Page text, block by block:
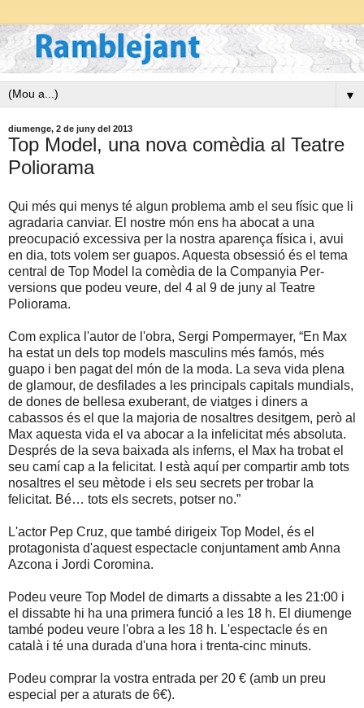
▼
diumenge, 2 de juny del 2013
Top Model, una nova comèdia al Teatre
Poliorama
Qui més qui menys té algun problema amb el seu físic que li
agradaria canviar. El nostre món ens ha abocat a una
preocupació excessiva per la nostra aparença física i, avui
en dia, tots volem ser guapos. Aquesta obsessió és el tema
central de Top Model la comèdia de la Companyia Per-
versions que podeu veure, del 4 al 9 de juny al Teatre
Poliorama.
Com explica l'autor de l'obra, Sergi Pompermayer, “En Max
ha estat un dels top models masculins més famós, més
guapo i ben pagat del món de la moda. La seva vida plena
de glamour, de desfilades a les principals capitals mundials,
de dones de bellesa exuberant, de viatges i diners a
cabassos és el que la majoria de nosaltres desitgem, però al
Max aquesta vida el va abocar a la infelicitat més absoluta.
Després de la seva baixada als inferns, el Max ha trobat el
seu camí cap a la felicitat. I està aquí per compartir amb tots
nosaltres el seu mètode i els seu secrets per trobar la
felicitat. Bé… tots els secrets, potser no.”
L'actor Pep Cruz, que també dirigeix Top Model, és el
protagonista d'aquest espectacle conjuntament amb Anna
Azcona i Jordi Coromina.
Podeu veure Top Model de dimarts a dissabte a les 21:00 i
el dissabte hi ha una primera funció a les 18 h. El diumenge
també podeu veure l'obra a les 18 h. L'espectacle és en
català i té una durada d'una hora i trenta-cinc minuts.
Podeu comprar la vostra entrada per 20 € (amb un preu
especial per a aturats de 6€).